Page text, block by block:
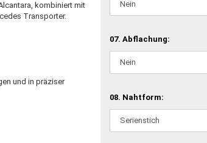
07. Abflachung:
08. Nahtform:
kombiniert mit
Transporter.
und in präziser